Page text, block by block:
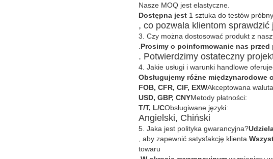
Nasze MOQ jest elastyczne.
Dostępna jest 1 sztuka do testów
, co pozwala klientom
3. Czy można dostosować produkt z
Prosimy o poinformowanie nas
. Potwierdzimy ostateczny
4. Jakie usługi i warunki handlowe
Obsługujemy różne międzynarodowe
FOB, CFR, CIF, EXWAkceptowana
USD, GBP, CNYMetody płatności:
T/T, L/CObsługiwane języki:
Angielski, Chiński
5. Jaka jest polityka gwarancyjna?
, aby zapewnić satysfakcję klienta.
towaru